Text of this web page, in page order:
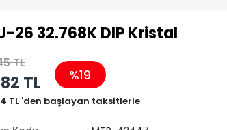
26 32.768K DIP Kristal
TL
TL %19
TL 'den başlayan taksitlerle